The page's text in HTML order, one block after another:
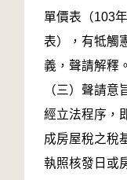
單價表（103
表），有牴觸
義，聲請解釋。
（三）聲請
經立法程序，
成房屋稅之稅
執照核發日或